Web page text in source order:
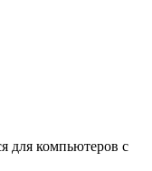
для компьютеров с